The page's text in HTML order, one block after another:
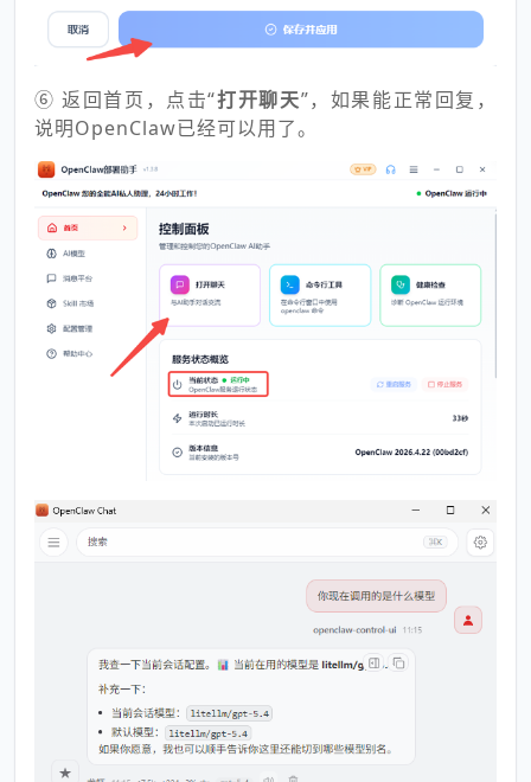
⑥ 返回首页，点击“打开聊天”，如果能正常回复，
说明OpenClaw已经可以用了。